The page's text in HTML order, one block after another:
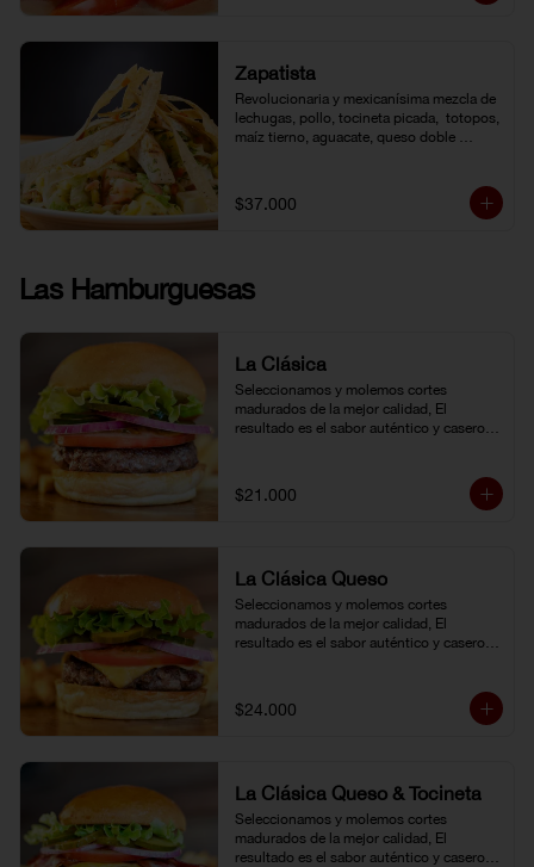
Zapatista
Revolucionaria y mexicanísima mezcla de
lechugas, pollo, tocineta picada,  totopos,
maíz tierno, aguacate, queso doble
$37.000
Las Hamburguesas
La Clásica
Seleccionamos y molemos cortes
madurados de la mejor calidad, El
resultado es el sabor auténtico y casero
usted elija. Armela como quiera.
$21.000
La Clásica Queso
Seleccionamos y molemos cortes
madurados de la mejor calidad, El
resultado es el sabor auténtico y casero
usted elija. Armela como quiera.
$24.000
La Clásica Queso & Tocineta
Seleccionamos y molemos cortes
madurados de la mejor calidad, El
resultado es el sabor auténtico y casero